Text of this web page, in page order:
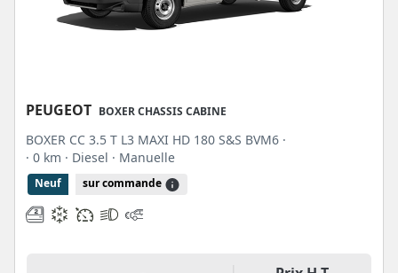
PEUGEOT BOXER CHASSIS CABINE
BOXER CC 3.5 T L3 MAXI HD 180 S&S BVM6 ·
· 0 km · Diesel · Manuelle
Neuf sur commande